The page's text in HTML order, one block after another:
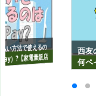
い方法で使えるの
）?【家電量販店
西友
何ペ
ケッ